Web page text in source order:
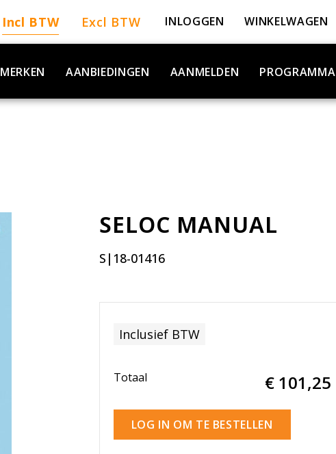
Incl BTW Excl BTW INLOGGEN WINKELWAGEN
MERKEN AANBIEDINGEN AANMELDEN PROGRAMMA
SELOC MANUAL
S|18-01416
Inclusief BTW
Totaal € 101,25
LOG IN OM TE BESTELLEN